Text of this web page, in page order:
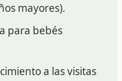
mayores).
para bebés
a las visitas